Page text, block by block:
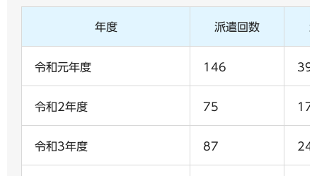
年度 派遣回数
令和元年度 146
令和2年度 75
令和3年度 87